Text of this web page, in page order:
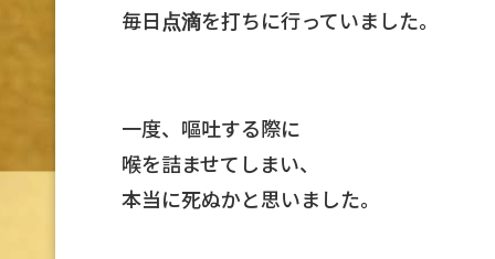
毎日 点滴を打ちに行っていました。
一度、嘔吐する際に
喉を詰ませてしまい、
本当に死ぬかと思いました。